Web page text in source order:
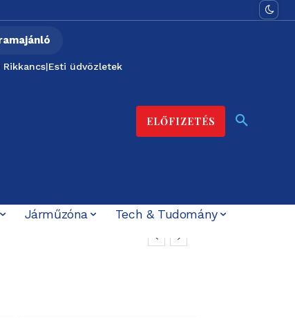
Rikkancs|Esti üdvözletek
ELŐFIZETÉS
Járműzóna
Tech & Tudomány